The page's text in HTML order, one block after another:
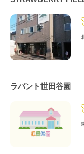
ラバント世田谷園